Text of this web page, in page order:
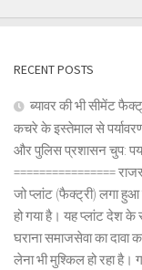
RECENT POSTS
ब्यावर की भी सीमेंट
कचरे के इस्तेमाल से
और पुलिस प्रशासन चुप:
================
जो प्लांट (फैक्ट्री) लगा
हो गया है। यह प्लांट देश के
घराना समाजसेवा का दावा
लेना भी मुश्किल हो रहा